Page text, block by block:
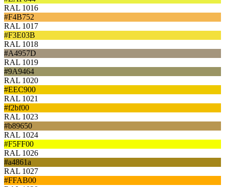
RAL 1016
#F4B752
RAL 1017
#F3E03B
RAL 1018
#A4957D
RAL 1019
#9A9464
RAL 1020
#EEC900
RAL 1021
#f2bf00
RAL 1023
#b89650
RAL 1024
#F5FF00
RAL 1026
#a4861a
RAL 1027
#FFAB00